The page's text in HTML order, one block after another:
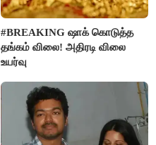
#BREAKING ஷாக் கொடுத்த
தங்கம் விலை! அதிரடி விலை
உயர்வு